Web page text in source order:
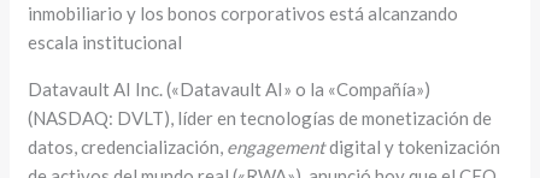
inmobiliario y los bonos corporativos está alcanzando
escala institucional
Datavault AI Inc. («Datavault AI» o la «Compañía»)
(NASDAQ: DVLT), líder en tecnologías de monetización de
datos, credencialización, engagementdigital y tokenización